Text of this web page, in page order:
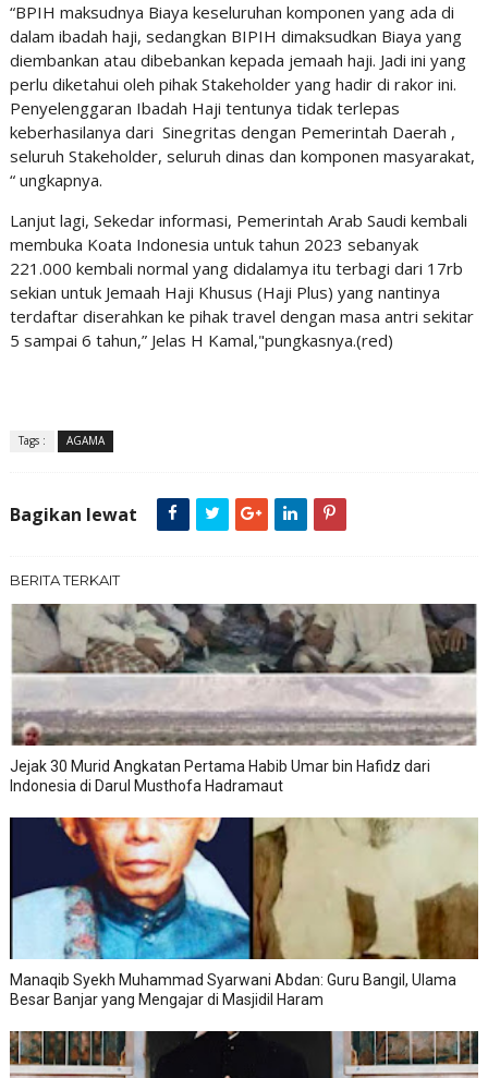
“BPIH maksudnya Biaya keseluruhan komponen yang ada di
dalam ibadah haji, sedangkan BIPIH dimaksudkan Biaya yang
diembankan atau dibebankan kepada jemaah haji. Jadi ini yang
perlu diketahui oleh pihak Stakeholder yang hadir di rakor ini.
Penyelenggaran Ibadah Haji tentunya tidak terlepas
keberhasilanya dari Sinegritas dengan Pemerintah Daerah ,
seluruh Stakeholder, seluruh dinas dan komponen masyarakat,
“ ungkapnya.
Lanjut lagi, Sekedar informasi, Pemerintah Arab Saudi kembali
membuka Koata Indonesia untuk tahun 2023 sebanyak
221.000 kembali normal yang didalamya itu terbagi dari 17rb
sekian untuk Jemaah Haji Khusus (Haji Plus) yang nantinya
terdaftar diserahkan ke pihak travel dengan masa antri sekitar
5 sampai 6 tahun,” Jelas H Kamal,"pungkasnya.(red)
Tags : AGAMA
Bagikan lewat
BERITA TERKAIT
Jejak 30 Murid Angkatan Pertama Habib Umar bin Hafidz dari
Indonesia di Darul Musthofa Hadramaut
Manaqib Syekh Muhammad Syarwani Abdan: Guru Bangil, Ulama
Besar Banjar yang Mengajar di Masjidil Haram